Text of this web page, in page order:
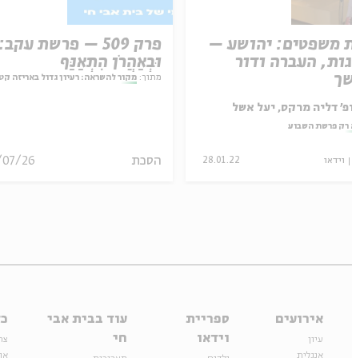
פרק 509 – פרשת עקב:
וּבְאַהֲרֹן הִתְאַנַּף
מתוך: מקור להשראה: רעיון גדול באריזה
הסכת 26
משפטים: יהושע –
העברה ודור
דליה מרקס, יעל אשל
רק פרשת השבוע
וידאו 28.01.22
אירועים
עיון
אנגלית
ספריית
וידאו
עוד בבית אבי
חי